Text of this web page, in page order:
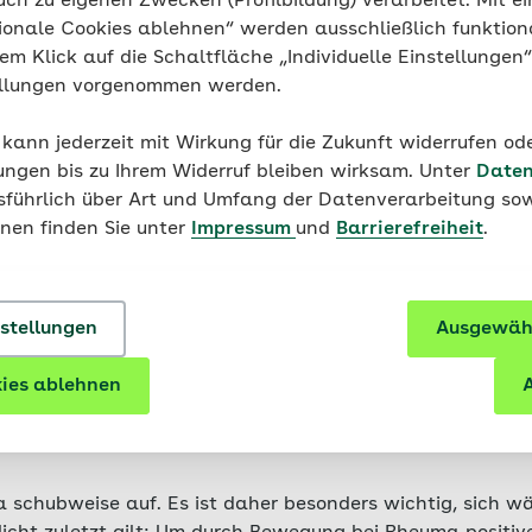
Cookies ablehnen“ werden ausschließlich
Klick auf die Schaltfläche „Individuelle
vorgenommen werden.
kann jederzeit mit Wirkung für die Zukunft widerrufen
bis zu Ihrem Widerruf bleiben wirksam. Unter
über Art und Umfang der Datenverarbeitung
finden Sie unter
Impressum und Barrierefreiheit.
ablehnen
Rheuma geeignet sind, hängt auch von den körperlichen
Sie sollten die körperliche Aktivität daher immer an
vorliegenden Beschwerden anpassen. Eine Abstimmung
schubweise auf. Es ist daher besonders wichtig, sich